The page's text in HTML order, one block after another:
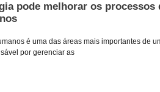
pode melhorar os processos
é uma das áreas mais importantes de
por gerenciar as